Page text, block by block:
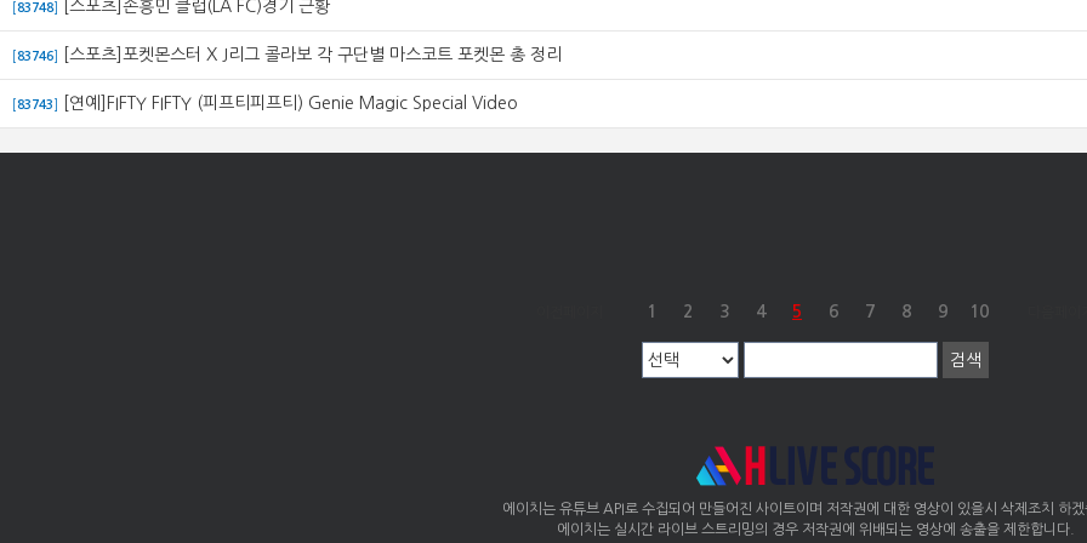
83748] [스포츠]손흥민 클럽(LA FC)경기 근황
83746 [스포츠]포켓몬스터 X J리그 콜라보 각 구단별 마스코트 포켓몬 총 정리
83743 [연예]FIFTY FIFTY (피프티피프티) Genie Magic Special Video
1 2 3 4 5 6 7 8 9 10
에이치는 유튜브 API로 수집되어 만들어진 사이트이며 저작권에 대한 영상이 있을시 삭제조치 하겠
에이치는 실시간 라이브 스트리밍의 경우 저작권에 위배되는 영상에 송출을 제한합니다.